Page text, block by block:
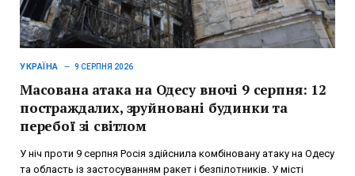
УКРАЇНА 9 СЕРПНЯ 2026
Масована атака на Одесу вночі 9 серпня: 12
постраждалих, зруйновані будинки та
перебої зі світлом
У ніч проти 9 серпня Росія здійснила комбіновану атаку на Одесу
та область із застосуванням ракет і безпілотників. У місті